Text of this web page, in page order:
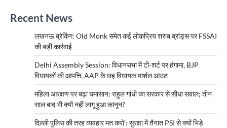
Recent News
लखनऊ ब्रेकिंग: Old Monk समेत कई लोकप्रिय शराब ब्रांड्स पर FSSAI
की बड़ी कार्रवाई
Delhi Assembly Session: विधानसभा में टी-शर्ट पर हंगामा, BJP
विधायकों की आपत्ति, AAP के छह विधायक मार्शल आउट
महिला आरक्षण पर बढ़ा घमासान: राहुल गांधी का सरकार से सीधा सवाल; तीन
साल बाद भी क्यों नहीं लागू हुआ कानून?
दिल्ली पुलिस की तरह व्यवहार मत करो’: सुरक्षा में तैनात PSI से क्यों भिड़े